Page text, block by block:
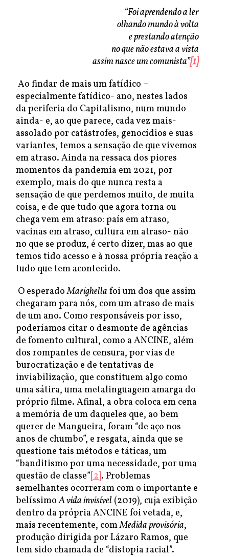
“Foi aprendendo a ler
olhando mundo à volta
e prestando atenção
no que não estava a vista
assim nasce um comunista”[1]
Ao findar de mais um fatídico –
especialmente fatídico- ano, nestes lados
da periferia do Capitalismo, num mundo
ainda- e, ao que parece, cada vez mais-
assolado por catástrofes, genocídios e suas
variantes, temos a sensação de que vivemos
em atraso. Ainda na ressaca dos piores
momentos da pandemia em 2021, por
exemplo, mais do que nunca resta a
sensação de que perdemos muito, de muita
coisa, e de que tudo que agora torna ou
chega vem em atraso: país em atraso,
vacinas em atraso, cultura em atraso- não
no que se produz, é certo dizer, mas ao que
temos tido acesso e à nossa própria reação a
tudo que tem acontecido.
O esperadoMarighella foi um dos que assim
chegaram para nós, com um atraso de mais
de um ano. Como responsáveis por isso,
poderíamos citar o desmonte de agências
de fomento cultural, como a ANCINE, além
dos rompantes de censura, por vias de
burocratização e de tentativas de
inviabilização, que constituem algo como
uma sátira, uma metalinguagem amarga do
próprio filme. Afinal, a obra coloca em cena
a memória de um daqueles que, ao bem
querer de Mangueira, foram “de aço nos
anos de chumbo”, e resgata, ainda que se
questione tais métodos e táticas, um
“banditismo por uma necessidade, por uma
questão de classe”[2]. Problemas
semelhantes ocorreram com o importante e
belíssimoA vida invisível (2019), cuja exibição
dentro da própria ANCINE foi vetada, e,
mais recentemente, comMedida provisória,
produção dirigida por Lázaro Ramos, que
tem sido chamada de “distopia racial”.